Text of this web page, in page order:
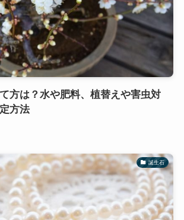
方は？水や肥料、植替えや害虫対
方法
誕生石